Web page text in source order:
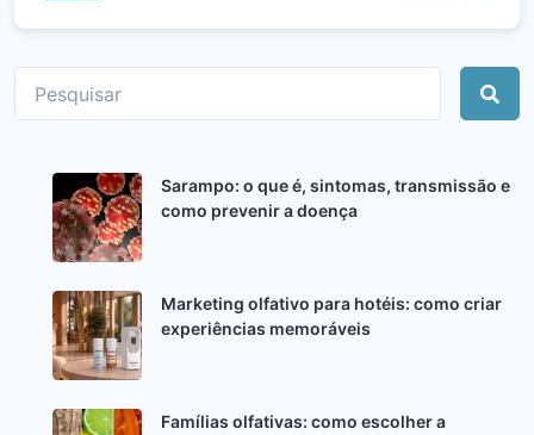
Sarampo: o que é, sintomas, transmissão e
como prevenir a doença
Marketing olfativo para hotéis: como criar
experiências memoráveis
Famílias olfativas: como escolher a